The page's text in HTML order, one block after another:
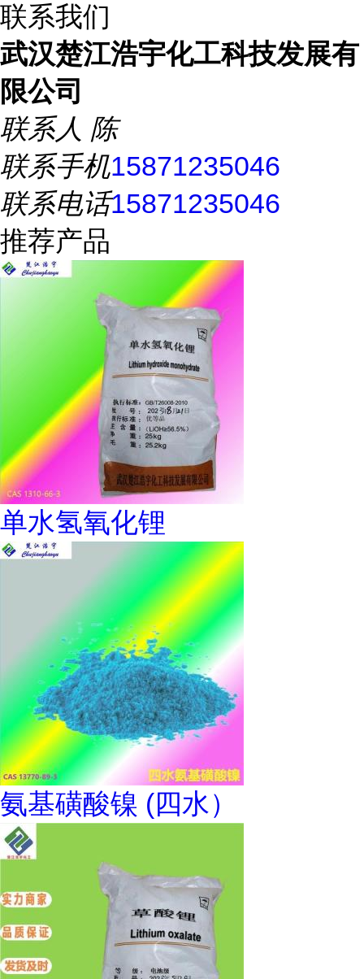
联系我们
武汉楚江浩宇化工科技发展有
限公司
联系人 陈
联系手机15871235046
联系电话15871235046
推荐产品
单水氢氧化锂
氨基磺酸镍 (四水）